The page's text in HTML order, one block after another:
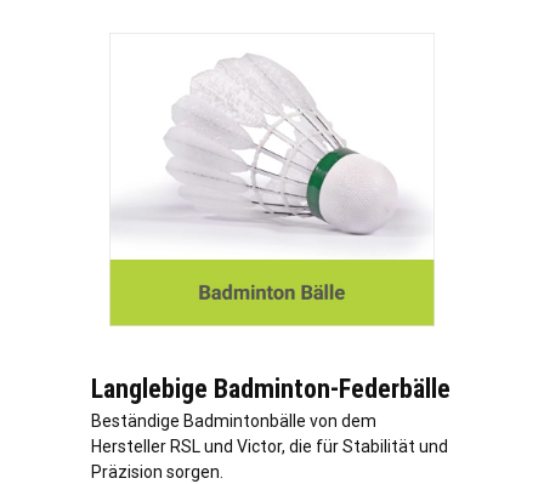
Langlebige Badminton-Federbälle
Beständige Badmintonbälle von dem
Hersteller RSL und Victor, die für Stabilität und
Präzision sorgen.